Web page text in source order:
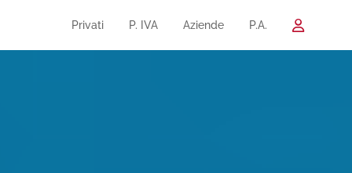
Privati P. IVA Aziende P.A.